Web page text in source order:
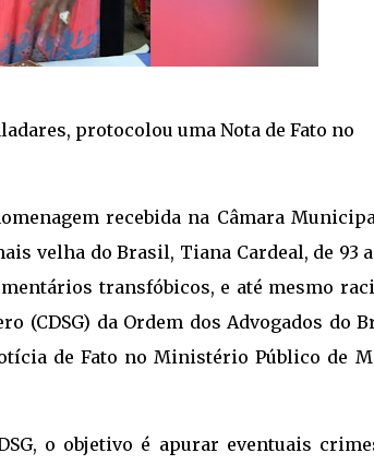
protocolou uma Nota de Fato no
recebida na Câmara
velha do Brasil, Tiana Cardeal, de 93
transfóbicos, e até mesmo
(CDSG) da Ordem dos Advogados do
de Fato no Ministério Público de
o objetivo é apurar eventuais